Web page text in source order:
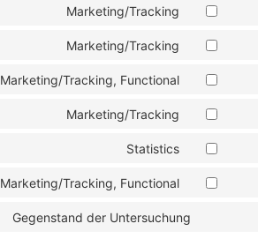
Marketing/Tracking
Marketing/Tracking
Marketing/Tracking, Functional
Marketing/Tracking
Statistics
Marketing/Tracking, Functional
Gegenstand der Untersuchung